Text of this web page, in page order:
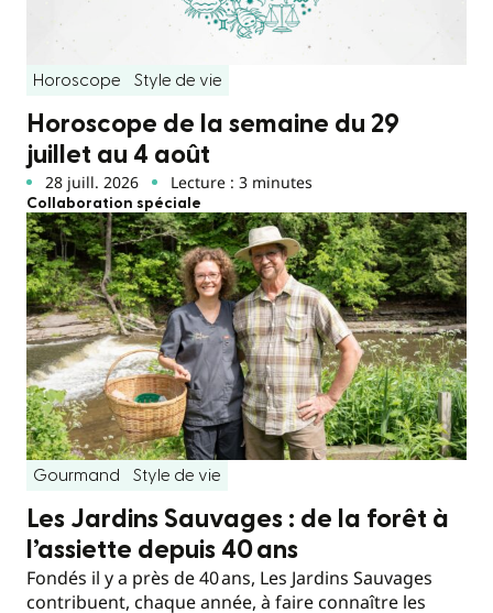
Horoscope Style de vie
Horoscope de la semaine du 29
juillet au 4 août
28 juill. 2026 Lecture : 3 minutes
Collaboration spéciale
Gourmand Style de vie
Les Jardins Sauvages : de la forêt à
l’assiette depuis 40 ans
Fondés il y a près de 40 ans, Les Jardins Sauvages
contribuent, chaque année, à faire connaître les